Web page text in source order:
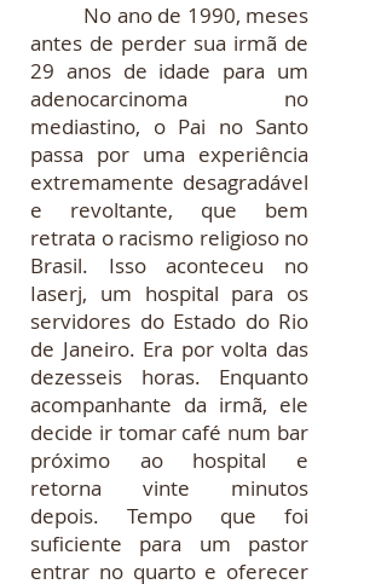
No ano de 1990, meses
antes de perder sua irmã de
29 anos de idade para um
adenocarcinoma no
mediastino, o Pai no Santo
passa por uma experiência
extremamente desagradável
e revoltante, que bem
retrata o racismo religioso no
Brasil. Isso aconteceu no
Iaserj, um hospital para os
servidores do Estado do Rio
de Janeiro. Era por volta das
dezesseis horas. Enquanto
acompanhante da irmã, ele
decide ir tomar café num bar
próximo ao hospital e
retorna vinte minutos
depois. Tempo que foi
suficiente para um pastor
entrar no quarto e oferecer